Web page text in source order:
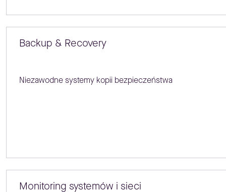
Backup & Recovery
Niezawodne systemy kopii bezpieczeństwa
Monitoring systemów i sieci